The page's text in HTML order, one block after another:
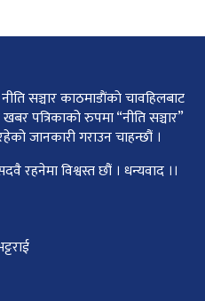
नीति सञ्चार काठमाडाैंकाे चावहिलबाट
पत्रिकाको रुपमा “नीति सञ्चार”
जानकारी गराउन चाहन्छौं ।
रहनेमा विश्वस्त छौं । धन्यवाद ।।